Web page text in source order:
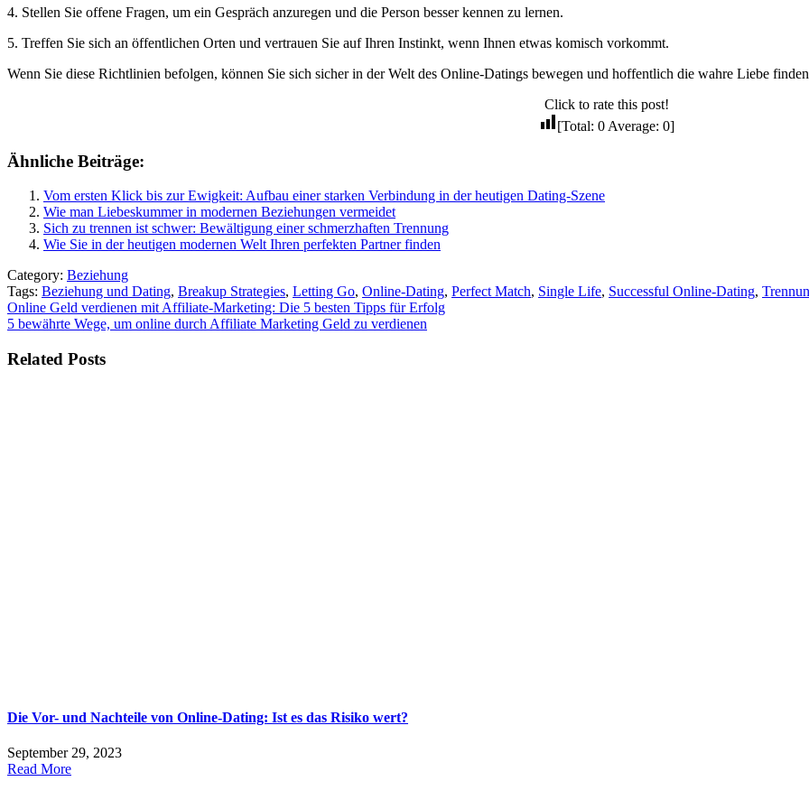
4. Stellen Sie offene Fragen, um ein Gespräch anzuregen und die Person besser kennen zu lernen.
5. Treffen Sie sich an öffentlichen Orten und vertrauen Sie auf Ihren Instinkt, wenn Ihnen etwas komisch vorkommt.
Wenn Sie diese Richtlinien befolgen, können Sie sich sicher in der Welt des Online-Datings bewegen und hoffentlich die wahre Liebe
Click to rate this post!
[Total: 0 Average: 0]
Ähnliche Beiträge:
Vom ersten Klick bis zur Ewigkeit: Aufbau einer starken Verbindung in der heutigen Dating-Szene
Wie man Liebeskummer in modernen Beziehungen vermeidet
Sich zu trennen ist schwer: Bewältigung einer schmerzhaften Trennung
Wie Sie in der heutigen modernen Welt Ihren perfekten Partner finden
Category: Beziehung
Tags: Beziehung und Dating, Breakup Strategies, Letting Go, Online-Dating, Perfect Match, Single Life, Successful Online-Dating,
Beitragsnavigation
Online Geld verdienen mit Affiliate-Marketing: Die 5 besten Tipps für Erfolg
5 bewährte Wege, um online durch Affiliate Marketing Geld zu verdienen
Related Posts
Die Vor- und Nachteile von Online-Dating: Ist es das Risiko wert?
September 29, 2023
Read More